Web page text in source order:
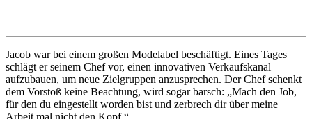
Jacob war bei einem großen Modelabel beschäftigt. Eines Tages
schlägt er seinem Chef vor, einen innovativen Verkaufskanal
aufzubauen, um neue Zielgruppen anzusprechen. Der Chef schenkt
dem Vorstoß keine Beachtung, wird sogar barsch: „Mach den Job,
für den du eingestellt worden bist und zerbrech dir über meine